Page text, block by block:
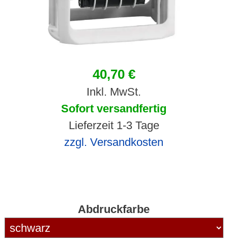
40,70 €
Inkl. MwSt.
Sofort versandfertig
Lieferzeit 1-3 Tage
zzgl. Versandkosten
Abdruckfarbe